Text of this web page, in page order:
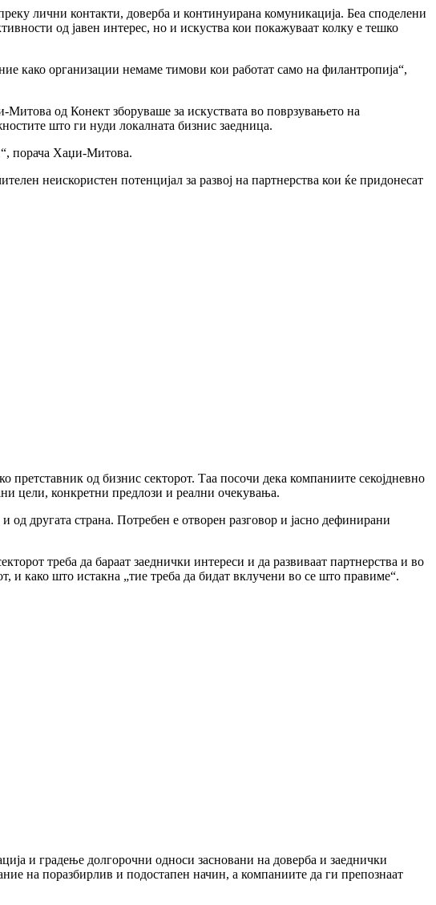
лични контакти, доверба и континуирана комуникација. Беа споделени
од јавен интерес, но и искуства кои покажуваат колку е тешко
како организации немаме тимови кои работат само на филантропија“,
од Конект зборуваше за искуствата во поврзувањето на
што ги нуди локалната бизнис заедница.
порача Хаџи-Митова.
неискористен потенцијал за развој на партнерства кои ќе придонесат
од бизнис секторот. Таа посочи дека компаниите секојдневно
цели, конкретни предлози и реални очекувања.
другата страна. Потребен е отворен разговор и јасно дефинирани
треба да бараат заеднички интереси и да развиваат партнерства и во
и како што истакна „тие треба да бидат вклучени во се што правиме“.
и градење долгорочни односи засновани на доверба и заеднички
на поразбирлив и подостапен начин, а компаниите да ги препознаат